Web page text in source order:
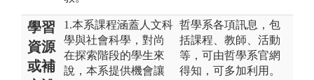
學習
資源
或補
1.本系課程涵蓋人文科
學與社會科學，對尚
在探索階段的學生來
說，本系提供機會讓
哲學系各項訊息，包
括課程、教師、活動
等，可由哲學系官網
得知，可多加利用。